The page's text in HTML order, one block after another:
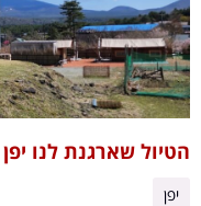
הטיול שארגנת לנו יפן
יפן